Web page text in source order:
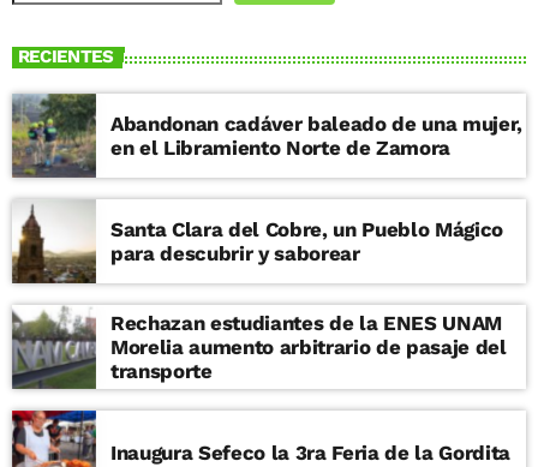
RECIENTES
Abandonan cadáver baleado de una mujer,
en el Libramiento Norte de Zamora
Santa Clara del Cobre, un Pueblo Mágico
para descubrir y saborear
Rechazan estudiantes de la ENES UNAM
Morelia aumento arbitrario de pasaje del
transporte
Inaugura Sefeco la 3ra Feria de la Gordita